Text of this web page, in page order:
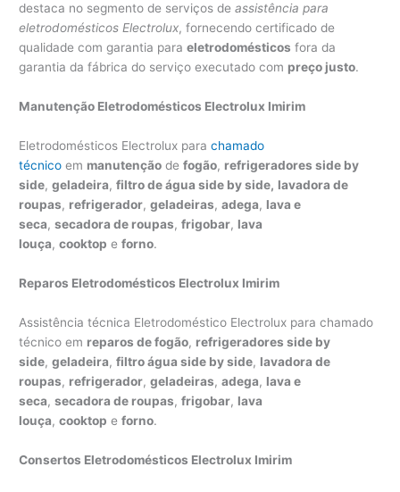
destaca no segmento de serviços deassistência para
eletrodomésticos Electrolux, fornecendo certificado de
qualidade com garantia paraeletrodomésticos fora da
garantia da fábrica do serviço executado com preço justo.
Manutenção Eletrodomésticos Electrolux Imirim
Eletrodomésticos Electrolux parachamado
técnico em manutenção defogão, refrigeradores side by
side,geladeira,filtro de água side by side, lavadora de
roupas, refrigerador,geladeiras,adega, lava e
seca,secadora de roupas,frigobar, lava
louça,cooktop eforno.
Reparos Eletrodomésticos Electrolux Imirim
Assistência técnica Eletrodoméstico Electrolux para chamado
técnico em reparos de fogão, refrigeradores side by
side,geladeira,filtro água side by side, lavadora de
roupas, refrigerador,geladeiras,adega, lava e
seca,secadora de roupas,frigobar, lava
louça,cooktop eforno.
Consertos Eletrodomésticos Electrolux Imirim